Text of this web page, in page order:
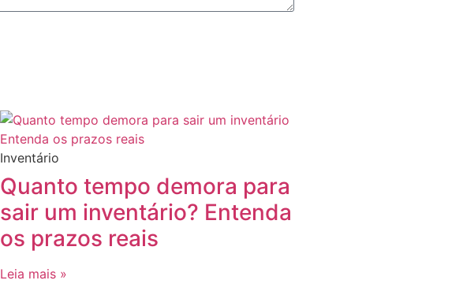
Inventário
Quanto tempo demora para
sair um inventário? Entenda
os prazos reais
Leia mais »